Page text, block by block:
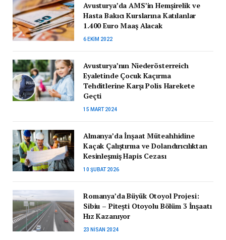
Avusturya’da AMS’in Hemşirelik ve
Hasta Bakıcı Kurslarına Katılanlar
1.400 Euro Maaş Alacak
6 EKIM 2022
Avusturya’nın Niederösterreich
Eyaletinde Çocuk Kaçırma
Tehditlerine Karşı Polis Harekete
Geçti
15 MART 2024
Almanya’da İnşaat Müteahhidine
Kaçak Çalıştırma ve Dolandırıcılıktan
Kesinleşmiş Hapis Cezası
10 ŞUBAT 2026
Romanya’da Büyük Otoyol Projesi:
Sibiu – Pitești Otoyolu Bölüm 3 İnşaatı
Hız Kazanıyor
23 NISAN 2024